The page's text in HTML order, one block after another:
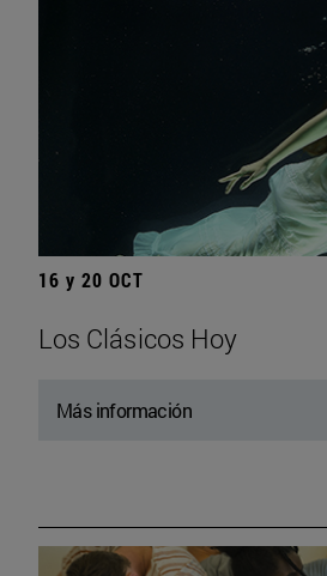
16 y 20 OCT
Los Clásicos Hoy
Más información